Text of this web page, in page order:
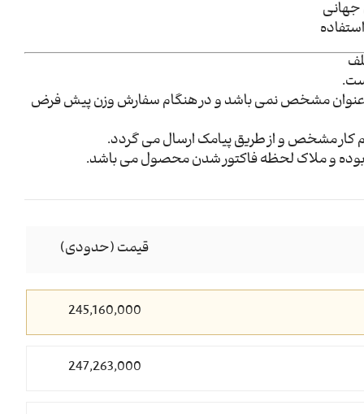
جهانی
مشخص نمی باشد و در هنگام سفارش وزن پیش فرض
کار مشخص و از طریق پیامک ارسال می گردد.
و ملاک لحظه فاکتور شدن محصول می باشد.
قیمت (حدودی)
245,160,000
247,263,000